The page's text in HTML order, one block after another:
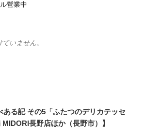
營業中
いません。
ある記 その5「ふたつのデリカテッセ
長野店ほか（長野市）】